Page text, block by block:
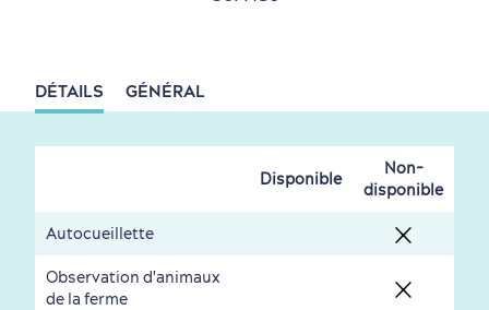
dans le Vieux-Québec
DÉTAILS GÉNÉRAL
Disponible
Non-
disponible
Autocueillette
Observation d'animaux
de la ferme